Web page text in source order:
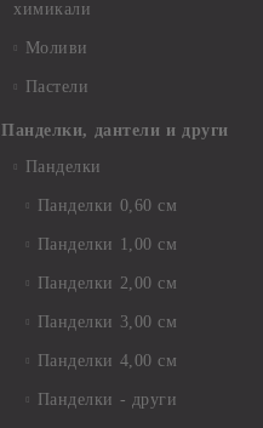
химикали
Моливи
Пастели
Панделки, дантели и други
Панделки
Панделки 0,60 см
Панделки 1,00 см
Панделки 2,00 см
Панделки 3,00 см
Панделки 4,00 см
Панделки - други